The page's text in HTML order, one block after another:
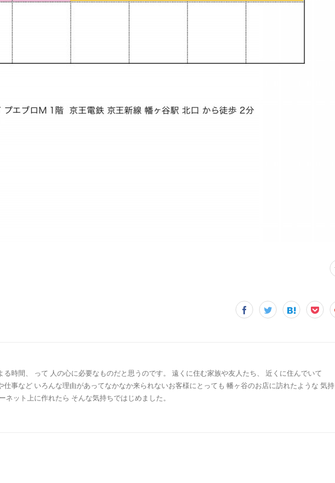
る時間、 って 人の心に必要なものだと思うのです。 遠くに住む家族や友人たち、 近くに住んでいて
仕事など いろんな理由があってなかなか来られないお客様にとっても 幡ヶ谷のお店に訪れたような 気持
ネット上に作れたら そんな気持ちではじめました。